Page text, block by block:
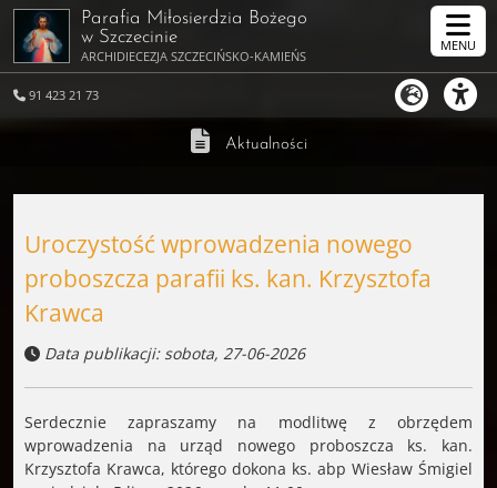
91 423 21 73
Parafia Miłosierdzia Bożego
w Szczecinie
ARCHIDIECEZJA SZCZECIŃSKO-KAMIEŃSKA
MENU
Aktualności
Uroczystość wprowadzenia nowego
proboszcza parafii ks. kan. Krzysztofa
Krawca
Data publikacji: sobota, 27-06-2026
Serdecznie zapraszamy na modlitwę z obrzędem
wprowadzenia na urząd nowego proboszcza ks. kan.
Krzysztofa Krawca, którego dokona ks. abp Wiesław Śmigiel